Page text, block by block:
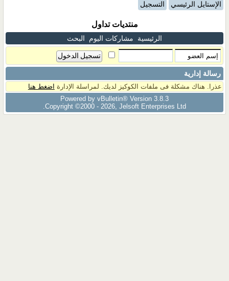
الإستايل الرئيسي التسجيل
منتديات تداول
الرئيسية مشاركات اليوم البحث
رسالة إدارية
عذرا. هناك مشكلة فى ملفات الكوكيز لديك. لمراسلة الإدارة اضغط هنا
Powered by vBulletin® Version 3.8.3
Copyright ©2000 - 2026, Jelsoft Enterprises Ltd.